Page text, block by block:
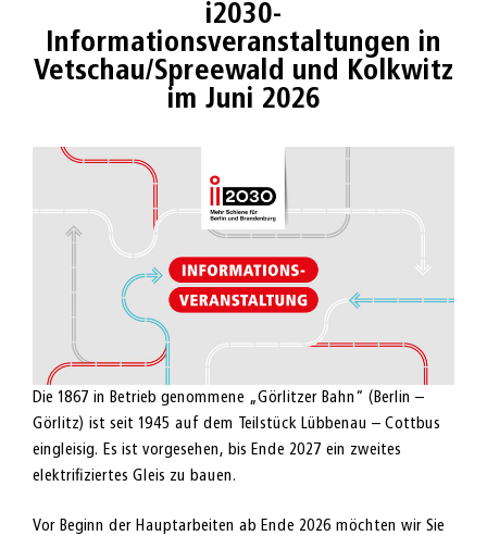
i2030-
Informationsveranstaltungen in
Vetschau/Spreewald und Kolkwitz
im Juni 2026
Die 1867 in Betrieb genommene „Görlitzer Bahn“ (Berlin –
Görlitz) ist seit 1945 auf dem Teilstück Lübbenau – Cottbus
eingleisig. Es ist vorgesehen, bis Ende 2027 ein zweites
elektrifiziertes Gleis zu bauen.
Vor Beginn der Hauptarbeiten ab Ende 2026 möchten wir Sie